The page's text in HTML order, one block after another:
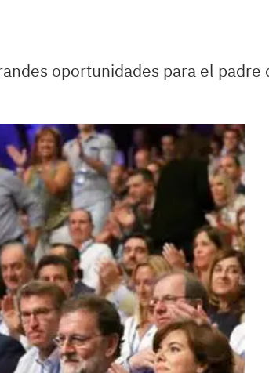
oportunidades para el padre